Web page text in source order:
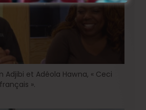
Adjibi et Adéola Hawna, « Ceci
».